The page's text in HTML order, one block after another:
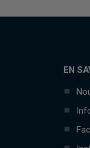
EN